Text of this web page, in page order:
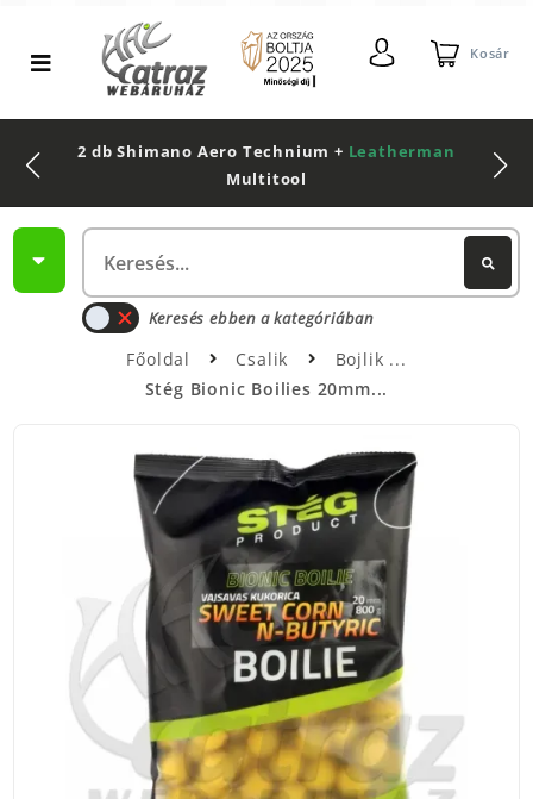
Kosár
2 db Shimano Aero Technium + Leatherman
Multitool
Keresés ebben a kategóriában
Főoldal Csalik
Bojlik
Stég Bionic Boilies 20mm...